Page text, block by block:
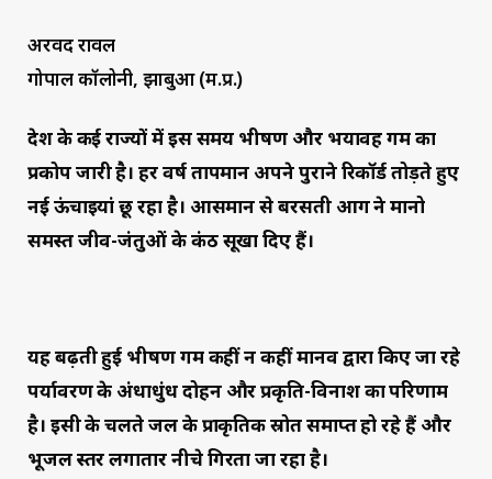
अरविंद रावल
गोपाल कॉलोनी, झाबुआ (म.प्र.)
देश के कई राज्यों में इस समय भीषण और भयावह गर्मी का
प्रकोप जारी है। हर वर्ष तापमान अपने पुराने रिकॉर्ड तोड़ते हुए
नई ऊंचाइयां छू रहा है। आसमान से बरसती आग ने मानो
समस्त जीव-जंतुओं के कंठ सूखा दिए हैं।
यह बढ़ती हुई भीषण गर्मी कहीं न कहीं मानव द्वारा किए जा रहे
पर्यावरण के अंधाधुंध दोहन और प्रकृति-विनाश का परिणाम
है। इसी के चलते जल के प्राकृतिक स्रोत समाप्त हो रहे हैं और
भूजल स्तर लगातार नीचे गिरता जा रहा है।